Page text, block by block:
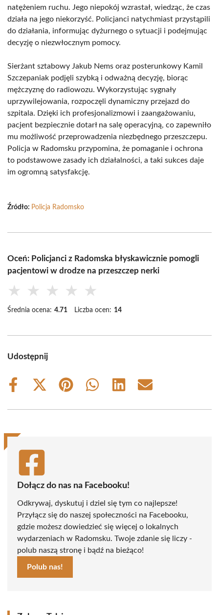
natężeniem ruchu. Jego niepokój wzrastał, wiedząc, że czas
działa na jego niekorzyść. Policjanci natychmiast przystąpili
do działania, informując dyżurnego o sytuacji i podejmując
decyzję o niezwłocznym pomocy.
Sierżant sztabowy Jakub Nems oraz posterunkowy Kamil
Szczepaniak podjęli szybką i odważną decyzję, biorąc
mężczyznę do radiowozu. Wykorzystując sygnały
uprzywilejowania, rozpoczęli dynamiczny przejazd do
szpitala. Dzięki ich profesjonalizmowi i zaangażowaniu,
pacjent bezpiecznie dotarł na salę operacyjną, co zapewniło
mu możliwość przeprowadzenia niezbędnego przeszczepu.
Policja w Radomsku przypomina, że pomaganie i ochrona
to podstawowe zasady ich działalności, a taki sukces daje
im ogromną satysfakcję.
Źródło: Policja Radomsko
Oceń: Policjanci z Radomska błyskawicznie pomogli
pacjentowi w drodze na przeszczep nerki
★ ★ ★ ★ ★
Średnia ocena: 4.71 Liczba ocen: 14
Udostępnij
Share
Share
(Twitter)
Share
Share
Share
Share
Dołącz do nas na Facebooku!
Odkrywaj, dyskutuj i dziel się tym co najlepsze!
Przyłącz się do naszej społeczności na Facebooku,
gdzie możesz dowiedzieć się więcej o lokalnych
wydarzeniach w Radomsku. Twoje zdanie się liczy -
polub naszą stronę i bądź na bieżąco!
Polub nas!